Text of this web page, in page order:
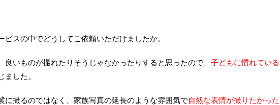
スの中でどうしてご依頼いただけましたか。
良いものが撮れたりそうじゃなかったりすると思ったので、 子どもに慣れている
ました。
に撮るのではなく、家族写真の延長のような雰囲気で自然な表情が撮りたかった